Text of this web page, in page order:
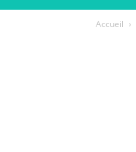
Accueil